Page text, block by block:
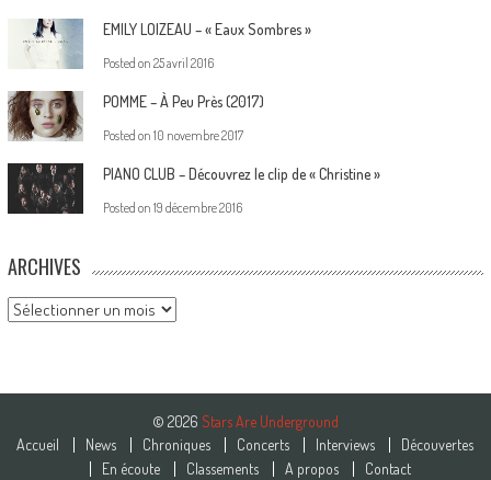
EMILY LOIZEAU – « Eaux Sombres »
Posted on 25 avril 2016
POMME – À Peu Près (2017)
Posted on 10 novembre 2017
PIANO CLUB – Découvrez le clip de « Christine »
Posted on 19 décembre 2016
ARCHIVES
Archives
© 2026 Stars Are Underground
Accueil
News Chroniques Concerts Interviews
Découvertes
En écoute
Classements A propos Contact